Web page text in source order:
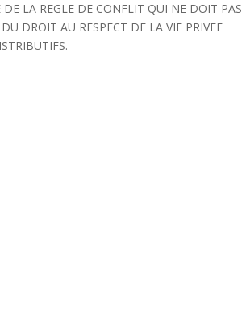
LA REGLE DE CONFLIT QUI NE DOIT PAS
DROIT AU RESPECT DE LA VIE PRIVEE